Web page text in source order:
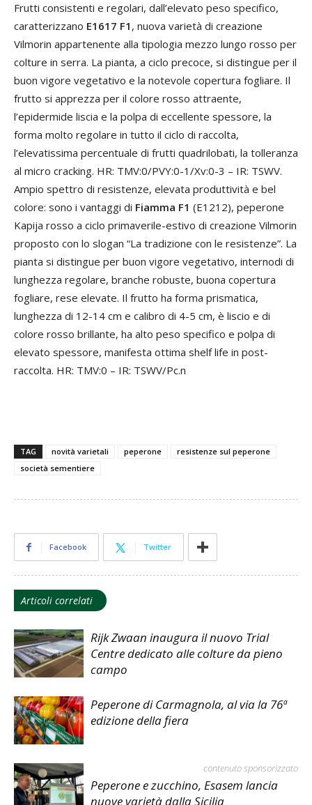
Frutti consistenti e regolari, dall’elevato peso specifico,
caratterizzano E1617 F1 , nuova varietà di creazione
Vilmorin appartenente alla tipologia mezzo lungo rosso per
colture in serra. La pianta, a ciclo precoce, si distingue per il
buon vigore vegetativo e la notevole copertura fogliare. Il
frutto si apprezza per il colore rosso attraente,
l’epidermide liscia e la polpa di eccellente spessore, la
forma molto regolare in tutto il ciclo di raccolta,
l’elevatissima percentuale di frutti quadrilobati, la tolleranza
al micro cracking. HR: TMV:0/PVY:0-1/Xv:0-3 – IR: TSWV.
Ampio spettro di resistenze, elevata produttività e bel
colore: sono i vantaggi di Fiamma F1 (E1212), peperone
Kapija rosso a ciclo primaverile-estivo di creazione Vilmorin
proposto con lo slogan “La tradizione con le resistenze”. La
pianta si distingue per buon vigore vegetativo, internodi di
lunghezza regolare, branche robuste, buona copertura
fogliare, rese elevate. Il frutto ha forma prismatica,
lunghezza di 12-14 cm e calibro di 4-5 cm, è liscio e di
colore rosso brillante, ha alto peso specifico e polpa di
elevato spessore, manifesta ottima shelf life in post-
raccolta. HR: TMV:0 – IR: TSWV/Pc.n
TAG novità varietali peperone
resistenze sul peperone
società sementiere
Facebook Twitter
Articoli correlati
Rijk Zwaan inaugura il nuovo Trial
Centre dedicato alle colture da pieno
campo
Peperone di Carmagnola, al via la 76ª
edizione della fiera
contenuto sponsorizzato
Peperone e zucchino, Esasem lancia
nuove varietà dalla Sicilia